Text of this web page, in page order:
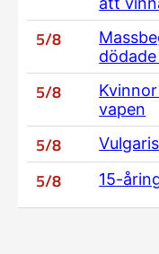
5/8
5/8
vapen
5/8
5/8 15-